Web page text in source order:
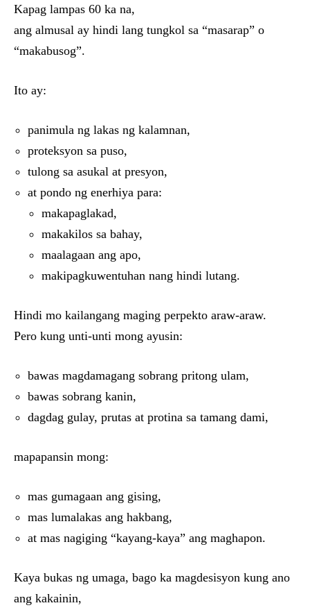
Kapag lampas 60 ka na,
ang almusal ay hindi lang tungkol sa “masarap” o
“makabusog”.
Ito ay:
panimula ng lakas ng kalamnan,
proteksyon sa puso,
tulong sa asukal at presyon,
at pondo ng enerhiya para:
makapaglakad,
makakilos sa bahay,
maalagaan ang apo,
makipagkuwentuhan nang hindi lutang.
Hindi mo kailangang maging perpekto araw-araw.
Pero kung unti-unti mong ayusin:
bawas magdamagang sobrang pritong ulam,
bawas sobrang kanin,
dagdag gulay, prutas at protina sa tamang dami,
mapapansin mong:
mas gumagaan ang gising,
mas lumalakas ang hakbang,
at mas nagiging “kayang-kaya” ang maghapon.
Kaya bukas ng umaga, bago ka magdesisyon kung ano
ang kakainin,